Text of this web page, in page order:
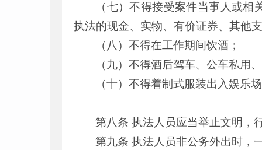
（七）不得接受案件当事人或
执法的现金、实物、有价证券、其他
（八）不得在工作期间饮酒；
（九）不得酒后驾车、公车私用
（十）不得着制式服装出入娱乐
第八条 执法人员应当举止文明，
第九条 执法人员非公务外出时，